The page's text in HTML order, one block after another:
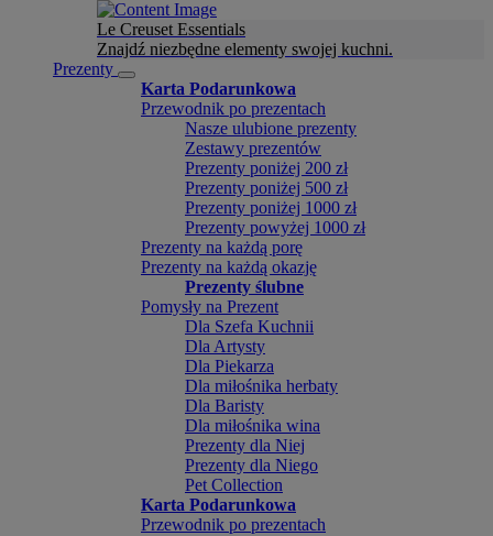
Le Creuset Essentials
Znajdź niezbędne elementy swojej kuchni.
Prezenty
Karta Podarunkowa
Przewodnik po prezentach
Nasze ulubione prezenty
Zestawy prezentów
Prezenty poniżej 200 zł
Prezenty poniżej 500 zł
Prezenty poniżej 1000 zł
Prezenty powyżej 1000 zł
Prezenty na każdą porę
Prezenty na każdą okazję
Prezenty ślubne
Pomysły na Prezent
Dla Szefa Kuchnii
Dla Artysty
Dla Piekarza
Dla miłośnika herbaty
Dla Baristy
Dla miłośnika wina
Prezenty dla Niej
Prezenty dla Niego
Pet Collection
Karta Podarunkowa
Przewodnik po prezentach